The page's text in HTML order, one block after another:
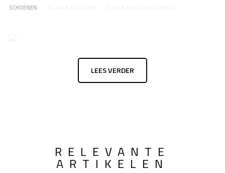
SCHOENEN
LEES VERDER
RELEVANTE
ARTIKELEN